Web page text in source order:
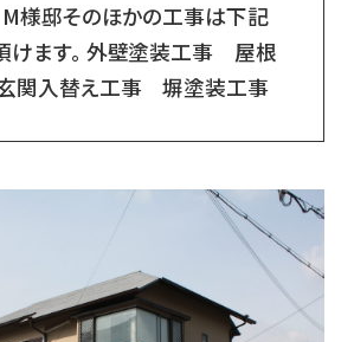
邸そのほかの工事は下記
けます。 外壁塗装工事 屋根
関入替え工事 塀塗装工事